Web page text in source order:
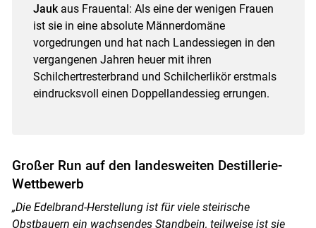
Jaukaus Frauental: Als eine der wenigen Frauen
ist sie in eine absolute Männerdomäne
vorgedrungen und hat nach Landessiegen in den
vergangenen Jahren heuer mit ihren
Schilchertresterbrand und Schilcherlikör erstmals
eindrucksvoll einen Doppellandessieg errungen.
Großer Run auf den landesweiten Destillerie-
Wettbewerb
„Die Edelbrand-Herstellung ist für viele steirische
Obstbauern ein wachsendes Standbein, teilweise ist sie